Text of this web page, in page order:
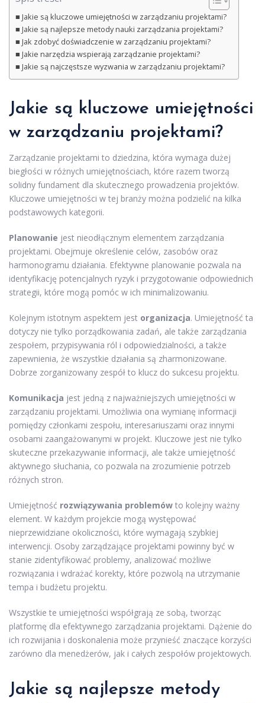
Jakie są kluczowe umiejętności w zarządzaniu projektami?
Jakie są najlepsze metody nauki zarządzania projektami?
Jak zdobyć doświadczenie w zarządzaniu projektami?
Jakie narzędzia wspierają zarządzanie projektami?
Jakie są najczęstsze wyzwania w zarządzaniu projektami?
Jakie są kluczowe umiejętności
w zarządzaniu projektami?
Zarządzanie projektami to dziedzina, która wymaga dużej
biegłości w różnych umiejętnościach, które razem tworzą
solidny fundament dla skutecznego prowadzenia projektów.
Kluczowe umiejętności w tej branży można podzielić na kilka
podstawowych kategorii.
Planowanie jest nieodłącznym elementem zarządzania
projektami. Obejmuje określenie celów, zasobów oraz
harmonogramu działania. Efektywne planowanie pozwala na
identyfikację potencjalnych ryzyk i przygotowanie odpowiednich
strategii, które mogą pomóc w ich minimalizowaniu.
Kolejnym istotnym aspektem jest organizacja. Umiejętność ta
dotyczy nie tylko porządkowania zadań, ale także zarządzania
zespołem, przypisywania ról i odpowiedzialności, a także
zapewnienia, że wszystkie działania są zharmonizowane.
Dobrze zorganizowany zespół to klucz do sukcesu projektu.
Komunikacja jest jedną z najważniejszych umiejętności w
zarządzaniu projektami. Umożliwia ona wymianę informacji
pomiędzy członkami zespołu, interesariuszami oraz innymi
osobami zaangażowanymi w projekt. Kluczowe jest nie tylko
skuteczne przekazywanie informacji, ale także umiejętność
aktywnego słuchania, co pozwala na zrozumienie potrzeb
różnych stron.
Umiejętność rozwiązywania problemów to kolejny ważny
element. W każdym projekcie mogą występować
nieprzewidziane okoliczności, które wymagają szybkiej
interwencji. Osoby zarządzające projektami powinny być w
stanie zidentyfikować problemy, analizować możliwe
rozwiązania i wdrażać korekty, które pozwolą na utrzymanie
tempa i budżetu projektu.
Wszystkie te umiejętności współgrają ze sobą, tworząc
platformę dla efektywnego zarządzania projektami. Dążenie do
ich rozwijania i doskonalenia może przynieść znaczące korzyści
zarówno dla menedżerów, jak i całych zespołów projektowych.
Jakie są najlepsze metody